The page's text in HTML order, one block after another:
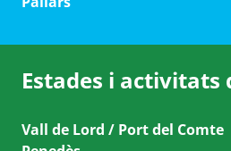
Estades i activitats
Vall de Lord / Port del Comte